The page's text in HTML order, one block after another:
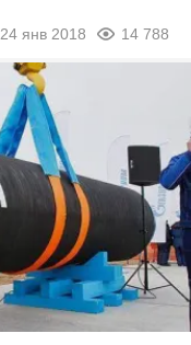
24 янв 2018 14 788